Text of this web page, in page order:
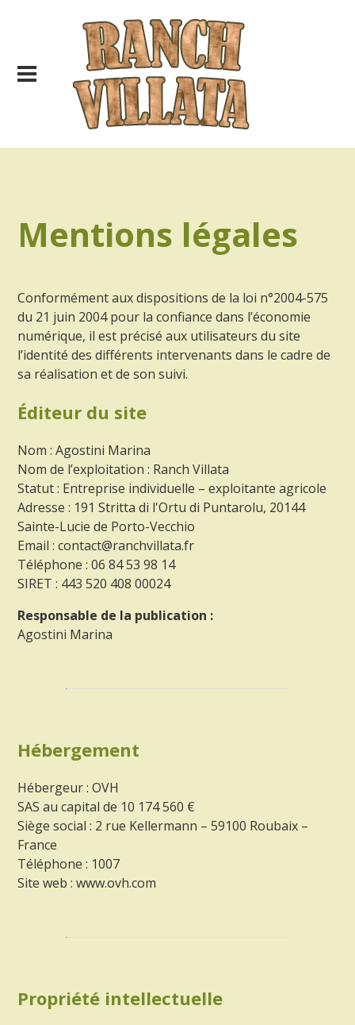
Mentions légales
Conformément aux dispositions de la loi n°2004-575
du 21 juin 2004 pour la confiance dans l’économie
numérique, il est précisé aux utilisateurs du site
l’identité des différents intervenants dans le cadre de
sa réalisation et de son suivi.
Éditeur du site
Nom : Agostini Marina
Nom de l’exploitation : Ranch Villata
Statut : Entreprise individuelle – exploitante agricole
Adresse : 191 Stritta di l'Ortu di Puntarolu, 20144
Sainte-Lucie de Porto-Vecchio
Email : contact@ranchvillata.fr
Téléphone : 06 84 53 98 14
SIRET : 443 520 408 00024
Responsable de la publication :
Agostini Marina
Hébergement
Hébergeur : OVH
SAS au capital de 10 174 560 €
Siège social : 2 rue Kellermann – 59100 Roubaix –
France
Téléphone : 1007
Site web : www.ovh.com
Propriété intellectuelle